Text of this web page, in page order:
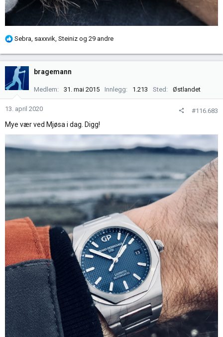
R
k
s
n
r
Sebra, saxxvik, Steiniz og 29 andre
bragemann
Medlem 31. mai 2015 Innlegg 1.213 Sted Østlandet
13. april 2020 #116.683
Mye vær ved Mjøsa i dag. Digg!